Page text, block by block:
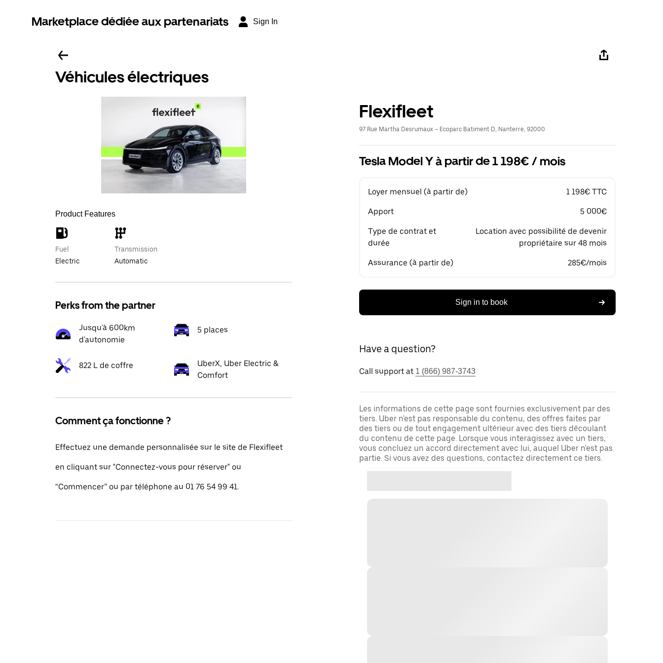
Marketplace dédiée aux partenariats Sign In
Véhicules électriques
Product Features
Fuel
Electric
Transmission
Automatic
Perks from the partner
Jusqu'à 600km
d'autonomie
5 places
822 L de coffre
UberX, Uber Electric &
Comfort
Comment ça fonctionne ?
Effectuez une demande personnalisée sur le site de Flexifleet
en cliquant sur "Connectez-vous pour réserver" ou
“Commencer” ou par téléphone au 01 76 54 99 41.
Flexifleet
97 Rue Martha Desrumaux – Ecoparc Batiment D, Nanterre, 92000
Tesla Model Y à partir de 1 198€ / mois
Loyer mensuel (à partir de) 1 198€ TTC
Apport 5 000€
Type de contrat et
durée
Location avec possibilité de devenir
propriétaire sur 48 mois
Assurance (à partir de) 285€/mois
Sign in to book
Have a question?
Call support at 1 (866) 987-3743
Les informations de cette page sont fournies exclusivement par des
tiers. Uber n'est pas responsable du contenu, des offres faites par
des tiers ou de tout engagement ultérieur avec des tiers découlant
du contenu de cette page. Lorsque vous interagissez avec un tiers,
vous concluez un accord directement avec lui, auquel Uber n'est pas
partie. Si vous avez des questions, contactez directement ce tiers.